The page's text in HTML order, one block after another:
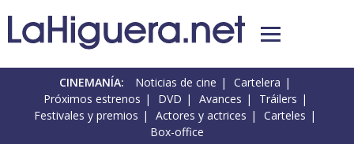
CINEMANÍA: Noticias de cine
Cartelera
Próximos estrenos
DVD Avances
Tráilers
Festivales y premios
Actores y actrices
Carteles
Box-office